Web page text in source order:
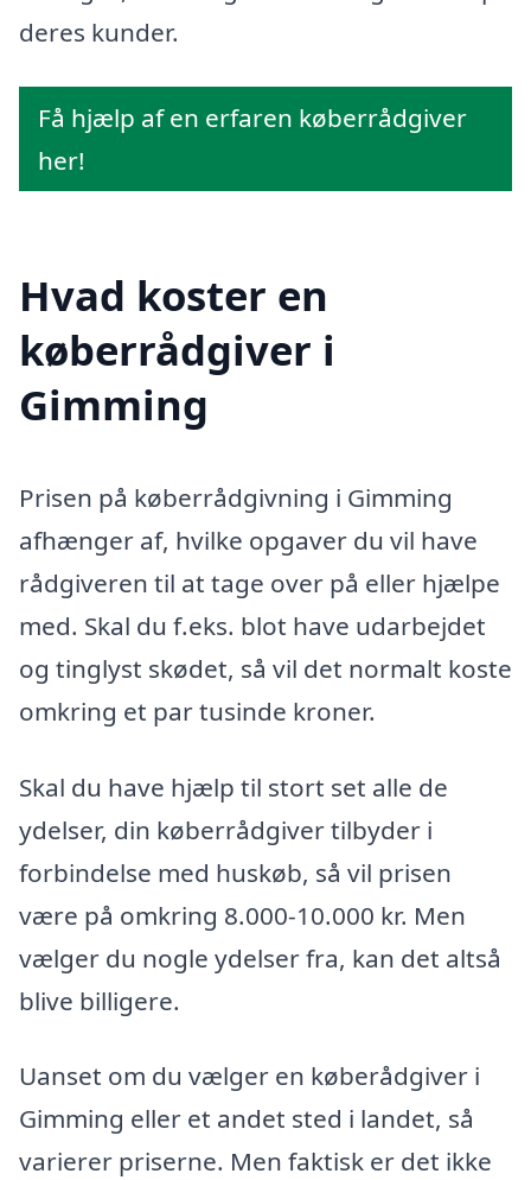
deres kunder.
Få hjælp af en erfaren køberrådgiver
her!
Hvad koster en
køberrådgiver i
Gimming
Prisen på køberrådgivning i Gimming
afhænger af, hvilke opgaver du vil have
rådgiveren til at tage over på eller hjælpe
med. Skal du f.eks. blot have udarbejdet
og tinglyst skødet, så vil det normalt koste
omkring et par tusinde kroner.
Skal du have hjælp til stort set alle de
ydelser, din køberrådgiver tilbyder i
forbindelse med huskøb, så vil prisen
være på omkring 8.000-10.000 kr. Men
vælger du nogle ydelser fra, kan det altså
blive billigere.
Uanset om du vælger en køberådgiver i
Gimming eller et andet sted i landet, så
varierer priserne. Men faktisk er det ikke